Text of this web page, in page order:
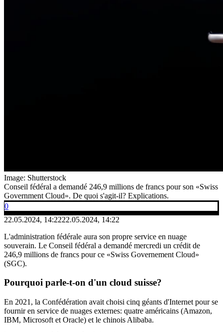
Image: Shutterstock
Conseil fédéral a demandé 246,9 millions de francs pour son «Swiss
Government Cloud». De quoi s'agit-il? Explications.
0
22.05.2024, 14:2222.05.2024, 14:22
L'administration fédérale aura son propre service en nuage
souverain. Le Conseil fédéral a demandé mercredi un crédit de
246,9 millions de francs pour ce «Swiss Governement Cloud»
(SGC).
Pourquoi parle-t-on d'un cloud suisse?
En 2021, la Confédération avait choisi cinq géants d'Internet pour se
fournir en service de nuages externes: quatre américains (Amazon,
IBM, Microsoft et Oracle) et le chinois Alibaba.